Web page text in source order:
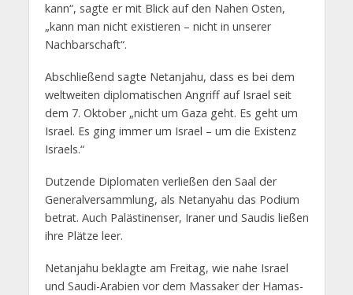
kann“, sagte er mit Blick auf den Nahen Osten,
„kann man nicht existieren – nicht in unserer
Nachbarschaft“.
Abschließend sagte Netanjahu, dass es bei dem
weltweiten diplomatischen Angriff auf Israel seit
dem 7. Oktober „nicht um Gaza geht. Es geht um
Israel. Es ging immer um Israel – um die Existenz
Israels.“
Dutzende Diplomaten verließen den Saal der
Generalversammlung, als Netanyahu das Podium
betrat. Auch Palästinenser, Iraner und Saudis ließen
ihre Plätze leer.
Netanjahu beklagte am Freitag, wie nahe Israel
und Saudi-Arabien vor dem Massaker der Hamas-